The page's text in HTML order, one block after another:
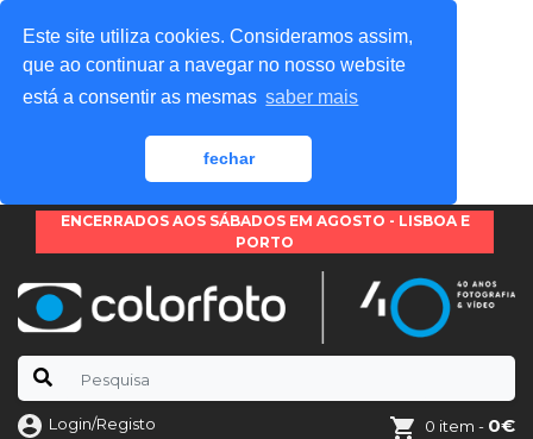
Este site utiliza cookies. Consideramos assim,
que ao continuar a navegar no nosso website
está a consentir as mesmas saber mais
fechar
ENCERRADOS AOS SÁBADOS EM AGOSTO - LISBOA E
PORTO
Login/Registo 0 item - 0€